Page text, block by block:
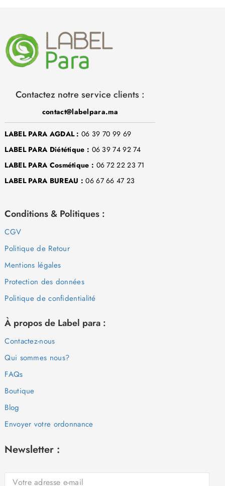
Contactez notre service clients :
contact@labelpara.ma
LABEL PARA AGDAL : 06 39 70 99 69
LABEL PARA Diététique : 06 39 74 92 74
LABEL PARA Cosmétique : 06 72 22 23 71
LABEL PARA BUREAU : 06 67 66 47 23
Conditions & Politiques :
CGV
Politique de Retour
Mentions légales
Protection des données
Politique de confidentialité
À propos de Label para :
Contactez-nous
Qui sommes nous?
FAQs
Boutique
Blog
Envoyer votre ordonnance
Newsletter :